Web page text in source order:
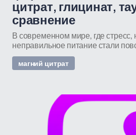
цитрат, глицинат,
сравнение
В современном мире, где стресс,
неправильное питание стали
магний цитрат